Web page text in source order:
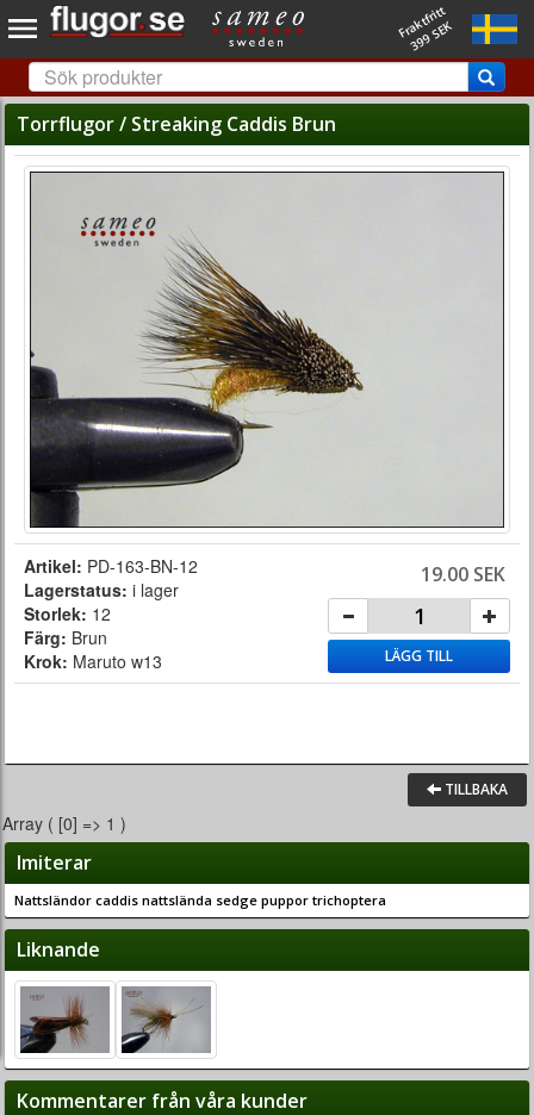
Fraktfritt
399 SEK
Torrflugor / Streaking Caddis Brun
Artikel: PD-163-BN-12
Lagerstatus: i lager
Storlek: 12
Färg: Brun
Krok: Maruto w13
19.00 SEK
LÄGG TILL
TILLBAKA
Array ( [0] => 1 )
Imiterar
Nattsländor caddis nattslända sedge puppor trichoptera
Liknande
Kommentarer från våra kunder